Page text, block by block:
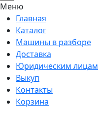
Меню
Главная
Каталог
Машины в разборе
Доставка
Юридическим лицам
Выкуп
Контакты
Корзина